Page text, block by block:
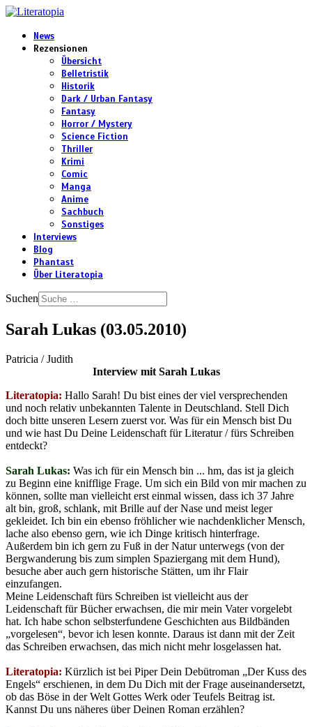
News
Rezensionen
Übersicht
Belletristik
Historik
Dark / Urban Fantasy
Fantasy
Horror / Mystery
Science Fiction
Thriller
Krimi
Comic
Manga
Anime
Sachbuch
Sonstiges
Interviews
Blog
Phantast
Über Literatopia
Suchen
Sarah Lukas (03.05.2010)
Patricia / Judith
Interview mit Sarah Lukas
Literatopia: Hallo Sarah! Du bist eines der viel versprechenden
und noch relativ unbekannten Talente in Deutschland. Stell Dich
doch bitte unseren Lesern zuerst vor. Was für ein Mensch bist Du
und wie hast Du Deine Leidenschaft für Literatur / fürs Schreiben
entdeckt?
Sarah Lukas: Was ich für ein Mensch bin ... hm, das ist ja gleich
zu Beginn eine knifflige Frage. Um sich ein Bild von mir machen zu
können, sollte man vielleicht erst einmal wissen, dass ich 37 Jahre
alt bin, groß, schlank, mit Brille auf der Nase und meist leger
gekleidet. Ich bin ein ebenso fröhlicher wie nachdenklicher Mensch,
lache also ebenso gern, wie ich Dinge kritisch hinterfrage.
Außerdem bin ich gern zu Fuß in der Natur unterwegs (von der
Bergwanderung bis zum simplen Spaziergang mit dem Hund),
besuche aber auch gern historische Stätten, um ihr Flair
einzufangen.
Meine Leidenschaft fürs Schreiben ist vielleicht aus der
Leidenschaft für Bücher erwachsen, die mir mein Vater vorgelebt
hat. Ich habe schon selbsterfundene Geschichten aus Bildbänden
„vorgelesen“, bevor ich lesen konnte. Daraus ist dann mit der Zeit
das Schreiben erwachsen, das mich nicht mehr losgelassen hat.
Literatopia: Kürzlich ist bei Piper Dein Debütroman „Der Kuss des
Engels“ erschienen, in dem Du Dich mit der Frage auseinandersetzt,
ob das Böse in der Welt Gottes Werk oder Teufels Beitrag ist.
Kannst Du uns näheres über Deinen Roman erzählen?